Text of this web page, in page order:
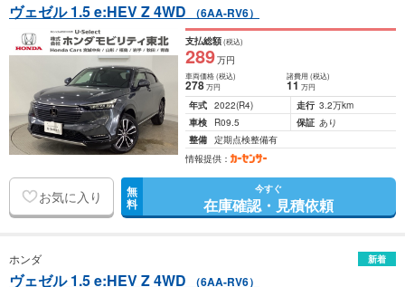
ヴェゼル 1.5 e:HEV Z 4WD （6AA-RV6）
支払総額(税込)
289万円
車両価格(税込)
278万円
諸費用 (税込)
11 万円
年式 2022(R4) 走行 3.2万km
車検
R09.5 保証 あり
整備 定期点検整備有
情報提供：
お気に入り 無
料
今すぐ
在庫確認・見積依頼
ホンダ 新着
ヴェゼル 1.5 e:HEV Z 4WD （6AA-RV6）